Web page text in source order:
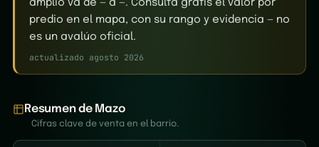
amplio va de — a —. Consulta gratis el valor por
predio en el mapa, con su rango y evidencia — no
es un avalúo oficial.
actualizado agosto 2026
Resumen de Mazo
Cifras clave de venta en el barrio.